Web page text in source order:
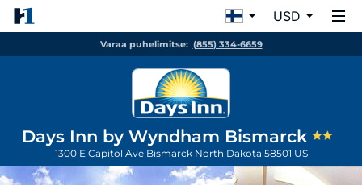
USD
Varaa puhelimitse: (855) 334-6659
Days Inn by Wyndham Bismarck
1300 E Capitol Ave Bismarck North Dakota 58501 US